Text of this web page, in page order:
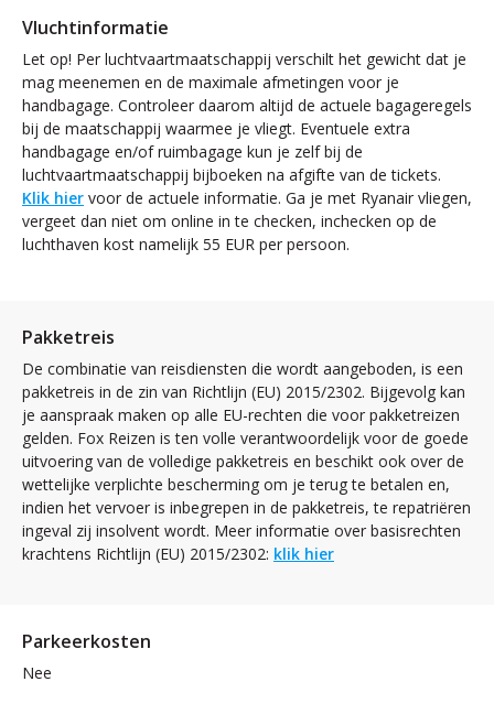
Vluchtinformatie
Let op! Per luchtvaartmaatschappij verschilt het gewicht dat je
mag meenemen en de maximale afmetingen voor je
handbagage. Controleer daarom altijd de actuele bagageregels
bij de maatschappij waarmee je vliegt. Eventuele extra
handbagage en/of ruimbagage kun je zelf bij de
luchtvaartmaatschappij bijboeken na afgifte van de tickets.
Klik hier voor de actuele informatie. Ga je met Ryanair vliegen,
vergeet dan niet om online in te checken, inchecken op de
luchthaven kost namelijk 55 EUR per persoon.
Pakketreis
De combinatie van reisdiensten die wordt aangeboden, is een
pakketreis in de zin van Richtlijn (EU) 2015/2302. Bijgevolg kan
je aanspraak maken op alle EU-rechten die voor pakketreizen
gelden. Fox Reizen is ten volle verantwoordelijk voor de goede
uitvoering van de volledige pakketreis en beschikt ook over de
wettelijke verplichte bescherming om je terug te betalen en,
indien het vervoer is inbegrepen in de pakketreis, te repatriëren
ingeval zij insolvent wordt. Meer informatie over basisrechten
krachtens Richtlijn (EU) 2015/2302: klik hier
Parkeerkosten
Nee